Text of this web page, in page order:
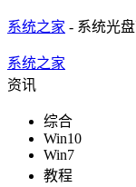
系统之家 - 系统光盘
系统之家
资讯
综合
Win10
Win7
教程